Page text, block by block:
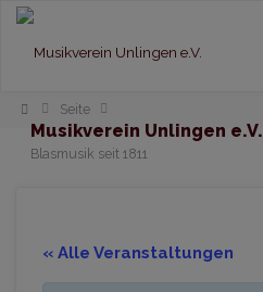
Musikverein Unlingen e.V.
Blasmusik seit 1811
HomeSeite
« Alle Veranstaltungen